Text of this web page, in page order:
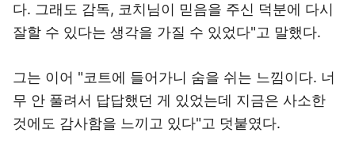
다. 그래도 감독, 코치님이 믿음을 주신 덕분에 다시
잘할 수 있다는 생각을 가질 수 있었다"고 말했다.
그는 이어 "코트에 들어가니 숨을 쉬는 느낌이다. 너
무 안 풀려서 답답했던 게 있었는데 지금은 사소한
것에도 감사함을 느끼고 있다"고 덧붙였다.